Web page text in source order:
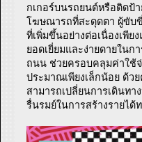
กเกอร์บนรถยนต์หรือติด
โฆษณารถที่สะดุดตา ผู้ขับขี่
ที่เพิ่มขึ้นอย่างต่อเนื่องเพีย
ยอดเยี่ยมและง่ายดายในก
ถนน ช่วยครอบคลุมค่าใช้จ่
ประมาณเพียงเล็กน้อย ด้ว
สามารถเปลี่ยนการเดินทา
รื่นรมย์ในการสร้างรายได้